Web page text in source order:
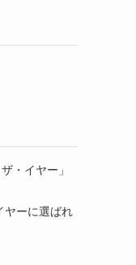
・イヤー」
ヤーに選ばれ